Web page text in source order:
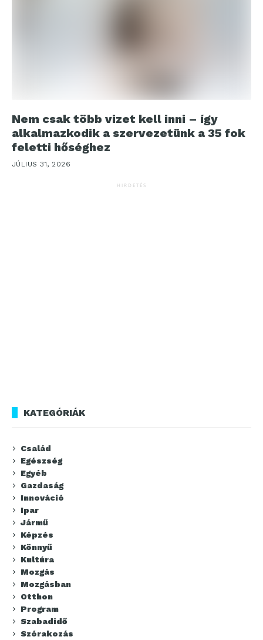
Nem csak több vizet kell inni – így
alkalmazkodik a szervezetünk a 35 fok
feletti hőséghez
JÚLIUS 31, 2026
HIRDETÉS
KATEGÓRIÁK
Család
Egészség
Egyéb
Gazdaság
Innováció
Ipar
Jármű
Képzés
Könnyű
Kultúra
Mozgás
Mozgásban
Otthon
Program
Szabadidő
Szórakozás